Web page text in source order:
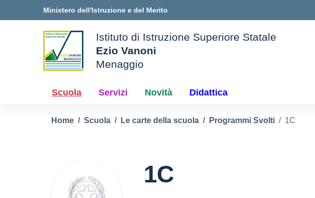
Ministero dell'Istruzione e del Merito
della scuola
Istituto di Istruzione Superiore Statale
Ezio Vanoni
Menaggio
Scuola Servizi Novità Didattica
Home Scuola Le carte della scuola Programmi Svolti 1C
1C